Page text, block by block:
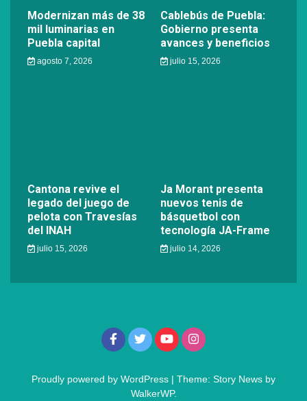
Modernizan más de 38
mil luminarias en
Puebla capital
agosto 7, 2026
Cablebús de Puebla:
Gobierno presenta
avances y beneficios
julio 15, 2026
Cantona revive el
legado del juego de
pelota con Travesías
del INAH
julio 15, 2026
Ja Morant presenta
nuevos tenis de
básquetbol con
tecnología JA-Frame
julio 14, 2026
Proudly powered by WordPress | Theme: Story News by
WalkerWP.